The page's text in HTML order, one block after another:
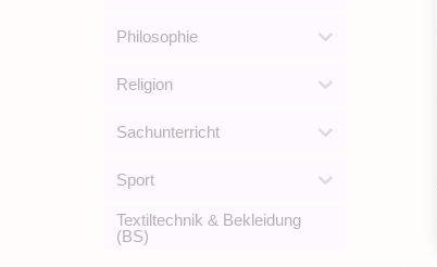
Philosophie
Religion
Sachunterricht
Sport
Textiltechnik & Bekleidung
(BS)